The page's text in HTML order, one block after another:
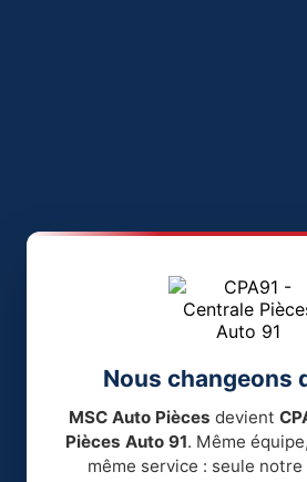
Nous changeons
MSC Auto Pièces devient
Pièces Auto 91. Même
même service : seule notre